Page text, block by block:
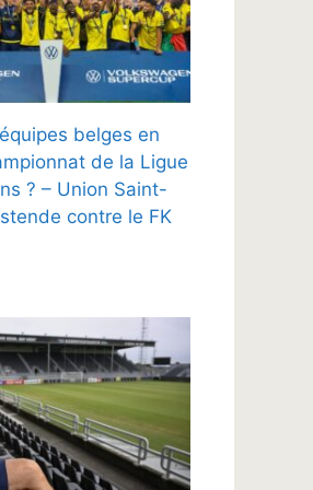
belges en
de la Ligue
? – Union Saint-
contre le FK